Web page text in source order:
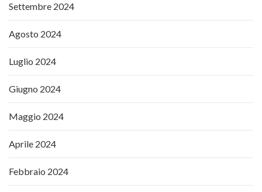
Settembre 2024
Agosto 2024
Luglio 2024
Giugno 2024
Maggio 2024
Aprile 2024
Febbraio 2024